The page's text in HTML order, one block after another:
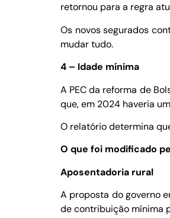
retornou para a regra
Os novos segurados
mudar tudo.
4 – Idade mínima
A PEC da reforma de
que, em 2024 haveria
O relatório determina
O que foi modificado
Aposentadoria rural
A proposta do governo
de contribuição mínima